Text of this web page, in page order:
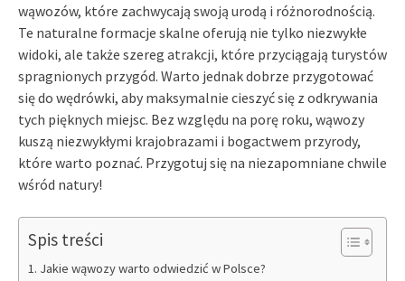
wąwozów, które zachwycają swoją urodą i różnorodnością.
Te naturalne formacje skalne oferują nie tylko niezwykłe
widoki, ale także szereg atrakcji, które przyciągają turystów
spragnionych przygód. Warto jednak dobrze przygotować
się do wędrówki, aby maksymalnie cieszyć się z odkrywania
tych pięknych miejsc. Bez względu na porę roku, wąwozy
kuszą niezwykłymi krajobrazami i bogactwem przyrody,
które warto poznać. Przygotuj się na niezapomniane chwile
wśród natury!
Spis treści
Jakie wąwozy warto odwiedzić w Polsce?